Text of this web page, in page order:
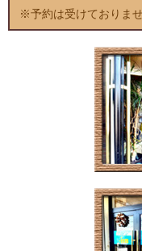
※予約は受けておりま